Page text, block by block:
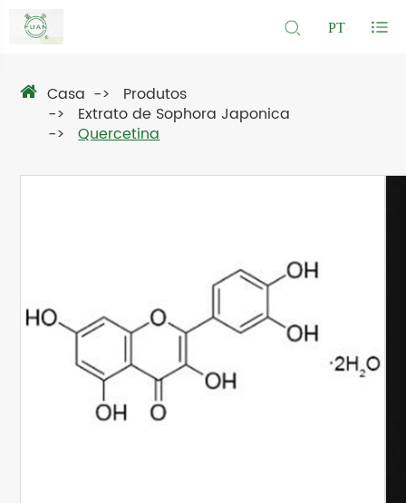
PT
Casa
Produtos
Extrato de Sophora Japonica
Quercetina